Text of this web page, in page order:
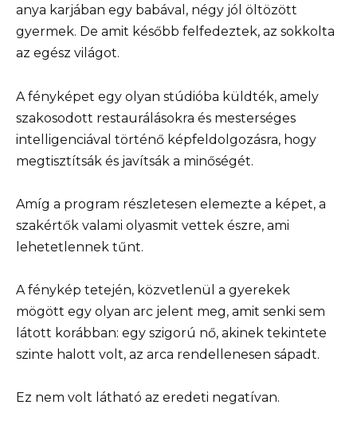
anya karjában egy babával, négy jól öltözött
gyermek. De amit később felfedeztek, az sokkolta
az egész világot.
A fényképet egy olyan stúdióba küldték, amely
szakosodott restaurálásokra és mesterséges
intelligenciával történő képfeldolgozásra, hogy
megtisztítsák és javítsák a minőségét.
Amíg a program részletesen elemezte a képet, a
szakértők valami olyasmit vettek észre, ami
lehetetlennek tűnt.
A fénykép tetején, közvetlenül a gyerekek
mögött egy olyan arc jelent meg, amit senki sem
látott korábban: egy szigorú nő, akinek tekintete
szinte halott volt, az arca rendellenesen sápadt.
Ez nem volt látható az eredeti negatívan.